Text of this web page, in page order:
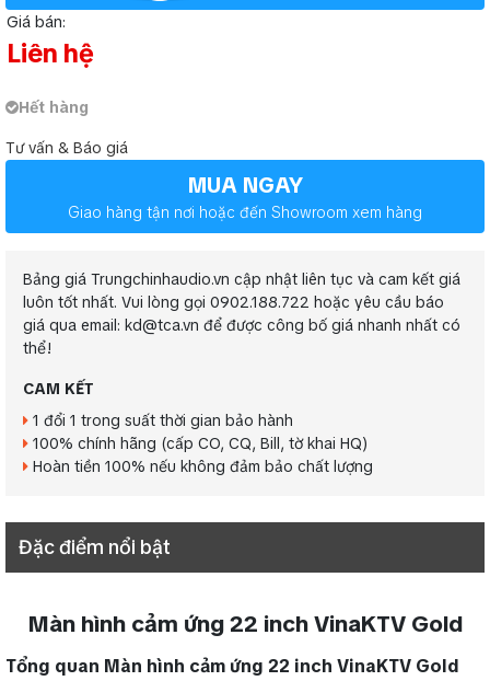
Giá bán:
Liên hệ
Hết hàng
Tư vấn & Báo giá
MUA NGAY
Giao hàng tận nơi hoặc đến Showroom xem hàng
Bảng giá Trungchinhaudio.vn cập nhật liên tục và cam kết giá
luôn tốt nhất. Vui lòng gọi 0902.188.722 hoặc yêu cầu báo
giá qua email: kd@tca.vn để được công bố giá nhanh nhất có
thể!
CAM KẾT
1 đổi 1 trong suất thời gian bảo hành
100% chính hãng (cấp CO, CQ, Bill, tờ khai HQ)
Hoàn tiền 100% nếu không đảm bảo chất lượng
Đặc điểm nổi bật
Màn hình cảm ứng 22 inch VinaKTV Gold
Tổng quan Màn hình cảm ứng 22 inch VinaKTV Gold